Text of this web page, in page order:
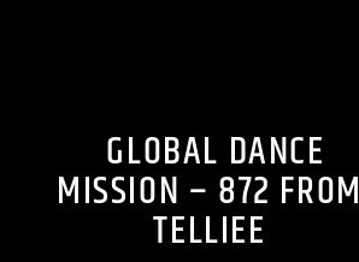
GLOBAL DANCE
MISSION – 872 FROM
TELLIEE